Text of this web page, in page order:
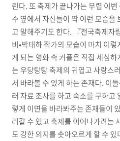
린다. 또 축제가 끝나가는 무렵 이
수 옆에서 자신들이 딱 이런 모습을
고 말해주기도 한다. 『전국축제자
비•박태하 작가의 모습이 마치 이
게 되는 영화 속 커플은 직접 세심
는 우당탕탕 축제의 귀엽고 사랑스
서 바라볼 수 있게 하는 존재다. 이
러 자료 조사를 하고 숙소를 구하고
렇게 이면을 바라봐주는 존재들이
러갈 수 있고 축제를 이어나가려는
도 강한 의지를 솟아오르게 할 수